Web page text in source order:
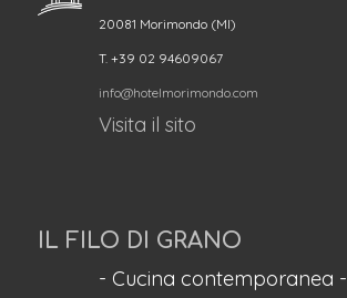
20081 Morimondo (MI)
T. +39 02 94609067
info@hotelmorimondo.com
Visita il sito
IL FILO DI GRANO
- Cucina contemporanea -